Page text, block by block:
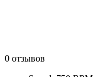
0 отзывов